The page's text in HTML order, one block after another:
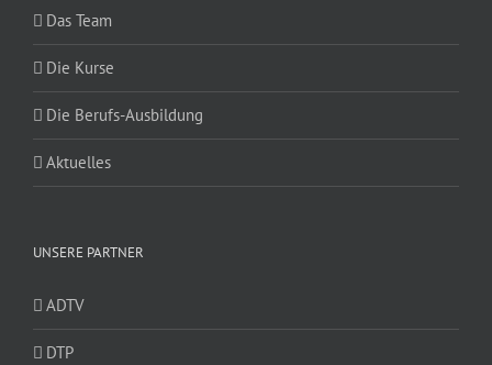
Das Team
Die Kurse
Die Berufs-Ausbildung
Aktuelles
UNSERE PARTNER
ADTV
DTP